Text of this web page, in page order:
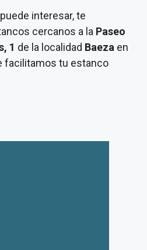
interesar, te
cercanos a la Paseo
1 de la localidad Baeza en
facilitamos tu estanco